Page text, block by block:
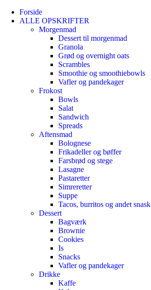
Forside
ALLE OPSKRIFTER
Morgenmad
Dessert til morgenmad
Granola
Grød og overnight oats
Scrambles
Smoothie og smoothiebowls
Vafler og pandekager
Frokost
Bowls
Salat
Sandwich
Spreads
Aftensmad
Bolognese
Frikadeller og bøffer
Farsbrød og stege
Lasagne
Pastaretter
Simreretter
Suppe
Tacos, burritos og andet snask
Dessert
Bagværk
Brownie
Cookies
Is
Snacks
Vafler og pandekager
Drikke
Kaffe